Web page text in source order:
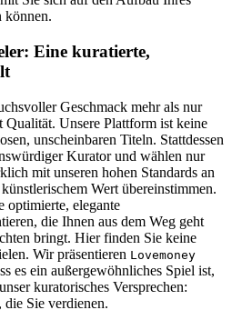
können.
Eine kuratierte,
Geschmack mehr als nur
Qualität. Unsere Plattform ist keine
unscheinbaren Titeln. Stattdessen
Kurator und wählen nur
mit unseren hohen Standards an
Wert übereinstimmen.
optimierte, elegante
die Ihnen aus dem Weg geht
bringt. Hier finden Sie keine
Wir präsentieren Lovemoney
es ein außergewöhnliches Spiel ist,
kuratorisches Versprechen:
Sie verdienen.